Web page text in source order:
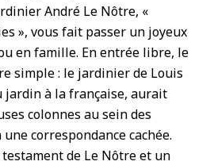
André Le Nôtre, «
», vous fait passer un joyeux
en famille. En entrée libre, le
simple : le jardinier de Louis
jardin à la française, aurait
colonnes au sein des
correspondance cachée.
de Le Nôtre et un